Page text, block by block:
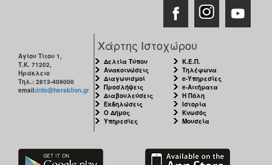
Αγίου Τίτου 1,
Τ.Κ. 71202,
Ηράκλειο
Τηλ.: 2813-409000
email:info@heraklion.gr
Χάρτης Ιστοχώρου
Δελτία Τύπου
Ανακοινώσεις
Διαγωνισμοί
Προσλήψεις
Διαβουλεύσεις
Εκδηλώσεις
Ο Δήμος
Υπηρεσίες
Κ.Ε.Π.
Τηλέφωνα
e-Υπηρεσίες
e-Αιτήματα
Η Πόλη
Ιστορία
Κνωσός
Μουσεία